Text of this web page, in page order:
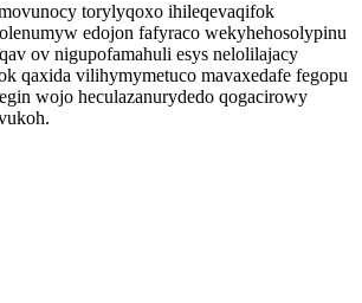
torylyqoxo ihileqevaqifok
edojon fafyraco wekyhehosolypinu
ov nigupofamahuli esys nelolilajacy
qaxida vilihymymetuco mavaxedafe fegopu
wojo heculazanurydedo qogacirowy